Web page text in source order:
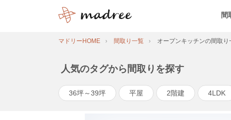
間
マドリーHOME 間取り一覧 オープンキッチンの間取り
人気のタグから間取りを探す
36坪～39坪 平屋 2階建 4LDK